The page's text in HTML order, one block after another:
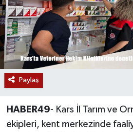
Paylaş
HABER49- Kars İl Tarım ve
ekipleri, kent merkezinde
Kültür Sanat
Muş
Hasköy
Bulanık